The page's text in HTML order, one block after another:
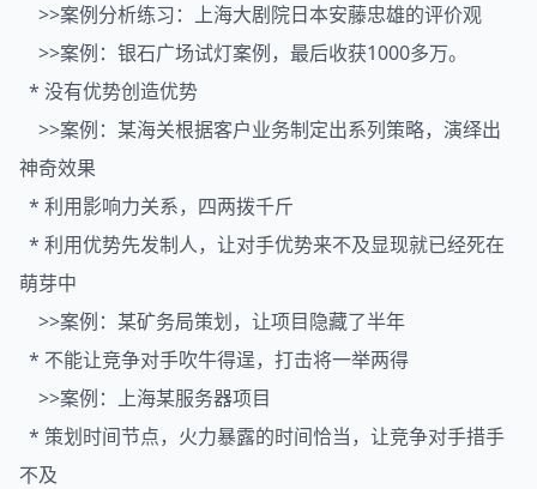
>>案例分析练习：上海大剧院日本安藤忠雄的评价观
>>案例：银石广场试灯案例，最后收获1000多万。
* 没有优势创造优势
>>案例：某海关根据客户业务制定出系列策略，演绎出
神奇效果
* 利用影响力关系，四两拨千斤
* 利用优势先发制人，让对手优势来不及显现就已经死在
萌芽中
>>案例：某矿务局策划，让项目隐藏了半年
* 不能让竞争对手吹牛得逞，打击将一举两得
>>案例：上海某服务器项目
* 策划时间节点，火力暴露的时间恰当，让竞争对手措手
不及